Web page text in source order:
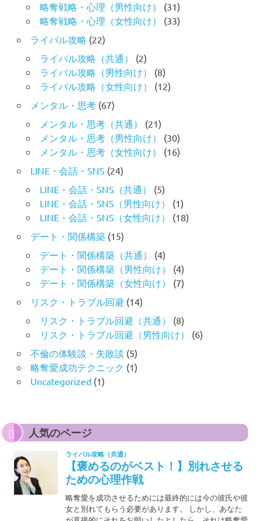
略奪戦略・心理（男性向け）
(31)
略奪戦略・心理（女性向け）
(33)
ライバル攻略 (22)
ライバル攻略（共通）
(2)
ライバル攻略（男性向け）
(8)
ライバル攻略（女性向け）
(12)
メンタル・思考(67)
メンタル・思考（共通）
(21)
メンタル・思考（男性向け）
(30)
メンタル・思考（女性向け）
(16)
LINE・会話・SNS (24)
LINE・会話・SNS（共通）
(5)
LINE・会話・SNS（男性向け）
(1)
LINE・会話・SNS（女性向け）
(18)
デート・関係構築(15)
デート・関係構築（共通）
(4)
デート・関係構築（男性向け）
(4)
デート・関係構築（女性向け）
(7)
リスク・トラブル回避 (14)
リスク・トラブル回避（共通）
(8)
リスク・トラブル回避（男性向け）
(6)
不倫の体験談・失敗談 (5)
略奪愛成功テクニック (1)
Uncategorized(1)
人気のページ